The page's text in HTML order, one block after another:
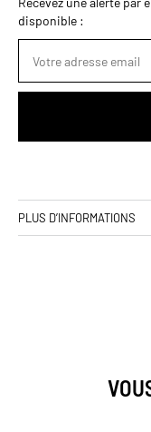
disponible :
PLUS D’INFORMATIONS